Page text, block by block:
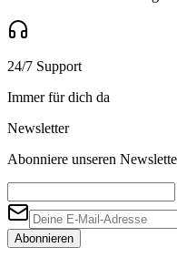
24/7 Support
Immer für dich da
Newsletter
Abonniere unseren
Abonnieren